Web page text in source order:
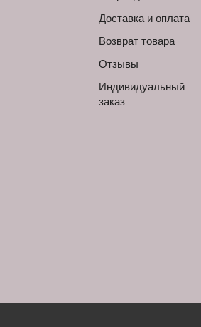
Доставка и оплата
Возврат товара
Отзывы
Индивидуальный
заказ